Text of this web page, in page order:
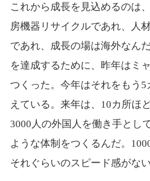
これから成長を見込めるのは
房機器リサイクルであれ、人
であれ、成長の場は海外なん
を達成するために、昨年はミ
つくった。今年はそれをもう
えている。来年は、10カ所ほ
3000人の外国人を働き手とし
ような体制をつくるんだ。
それぐらいのスピード感がな